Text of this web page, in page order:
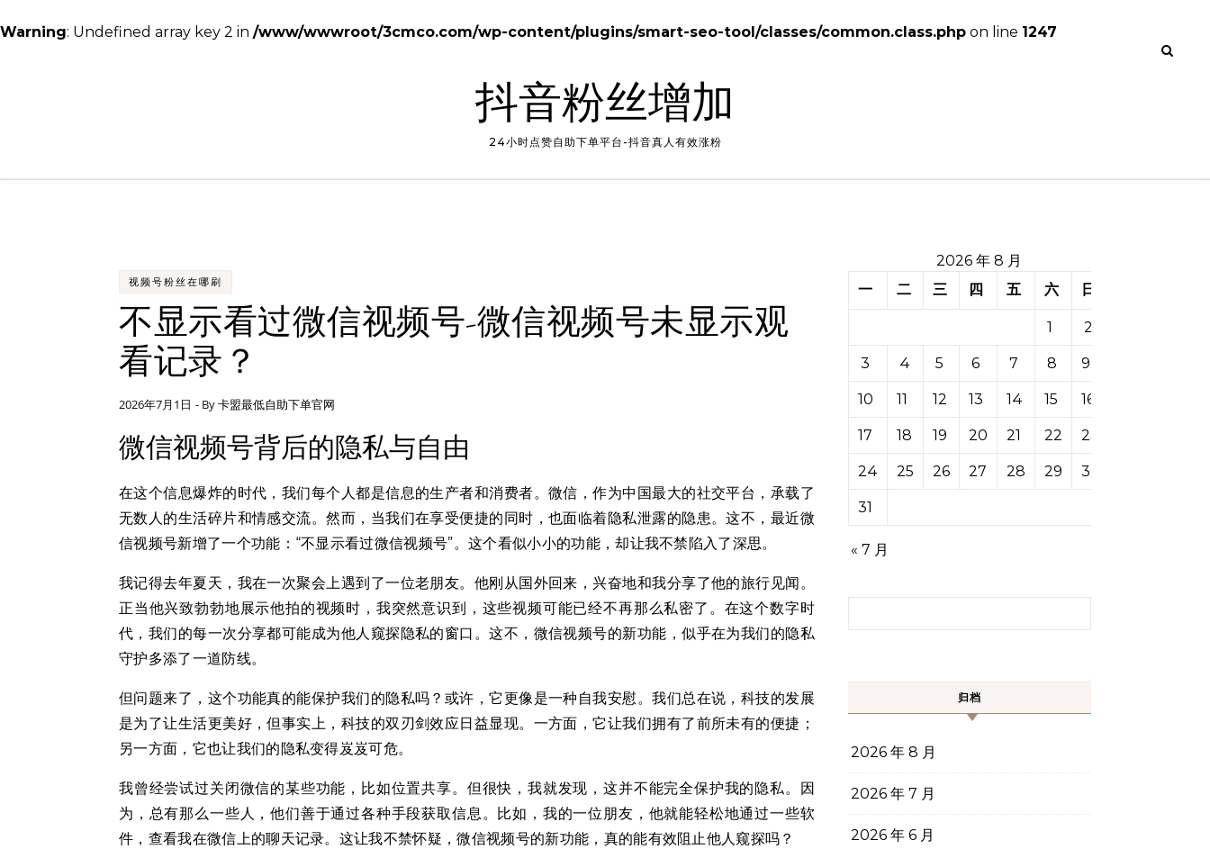
Warning: Undefined array key 2 in /www/wwwroot/3cmco.com/wp-content/plugins/smart-seo-tool/classes/common.class.php on line 1247
抖音粉丝增加
24小时点赞自助下单平台-抖音真人有效涨粉
视频号粉丝在哪刷
不显示看过微信视频号-微信视频号未显示观
看记录？
2026年7月1日 - By卡盟最低自助下单官网
微信视频号背后的隐私与自由
在这个信息爆炸的时代，我们每个人都是信息的生产者和消费者。微信，作为中国最大的社交平台，承载了
无数人的生活碎片和情感交流。然而，当我们在享受便捷的同时，也面临着隐私泄露的隐患。这不，最近微
信视频号新增了一个功能：“不显示看过微信视频号”。这个看似小小的功能，却让我不禁陷入了深思。
我记得去年夏天，我在一次聚会上遇到了一位老朋友。他刚从国外回来，兴奋地和我分享了他的旅行见闻。
正当他兴致勃勃地展示他拍的视频时，我突然意识到，这些视频可能已经不再那么私密了。在这个数字时
代，我们的每一次分享都可能成为他人窥探隐私的窗口。这不，微信视频号的新功能，似乎在为我们的隐私
守护多添了一道防线。
但问题来了，这个功能真的能保护我们的隐私吗？或许，它更像是一种自我安慰。我们总在说，科技的发展
是为了让生活更美好，但事实上，科技的双刃剑效应日益显现。一方面，它让我们拥有了前所未有的便捷；
另一方面，它也让我们的隐私变得岌岌可危。
我曾经尝试过关闭微信的某些功能，比如位置共享。但很快，我就发现，这并不能完全保护我的隐私。因
为，总有那么一些人，他们善于通过各种手段获取信息。比如，我的一位朋友，他就能轻松地通过一些软
件，查看我在微信上的聊天记录。这让我不禁怀疑，微信视频号的新功能，真的能有效阻止他人窥探吗？
2026 年 8 月
一
二 三 四 五 六 日
1 2
3 4 5 6 7 8 9
10 11 12 13 14 15 16
17 18 19 20 21 22 23
24 25 26 27 28 29 30
31
« 7 月
归档
2026 年 8 月
2026 年 7 月
2026 年 6 月